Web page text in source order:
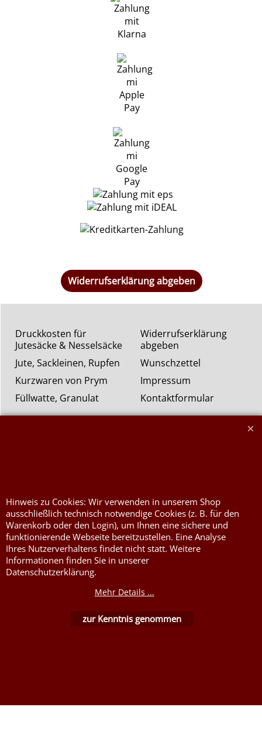
Widerrufserklärung abgeben
Widerrufserklärung
abgeben
Wunschzettel
Impressum
Kontaktformular
Druckkosten für
Jutesäcke & Nesselsäcke
Jute, Sackleinen, Rupfen
Kurzwaren von Prym
Füllwatte, Granulat
WebShop erstellt mit ShopFactory Shop Software.
Hinweis zu Cookies: Wir verwenden in unserem Shop
ausschließlich technisch notwendige Cookies (z. B. für den
Warenkorb oder den Login), um Ihnen eine sichere und
funktionierende Webseite bereitzustellen. Eine Analyse
Ihres Nutzerverhaltens findet nicht statt. Weitere
Informationen finden Sie in unserer
Datenschutzerklärung.
Mehr Details ...
zur Kenntnis genommen